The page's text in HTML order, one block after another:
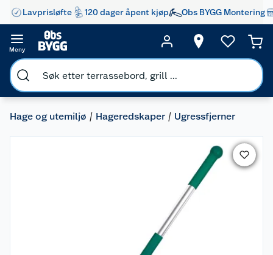
Lavprisløfte 120 dager åpent kjøp Obs BYGG Montering
Meny
Hage og utemiljø Hageredskaper Ugressfjerner